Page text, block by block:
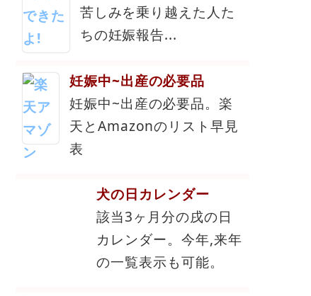
苦しみを乗り越えた人た
ちの妊娠報告...
妊娠中~出産の必要品
妊娠中~出産の必要品。楽
天とAmazonのリスト早見
表
犬の日カレンダー
該当3ヶ月分の戌の日
カレンダー。今年,来年
の一覧表示も可能。